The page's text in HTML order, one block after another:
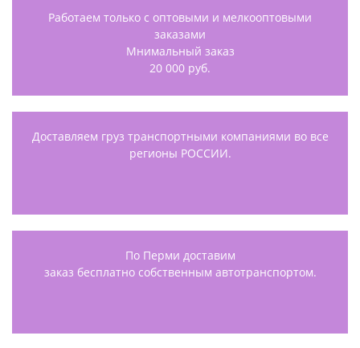
Работаем только с оптовыми и мелкооптовыми
заказами
Мнимальный заказ
20 000 руб.
Доставляем груз транспортными компаниями во все
регионы РОССИИ.
По Перми доставим
заказ бесплатно собственным автотранспортом.